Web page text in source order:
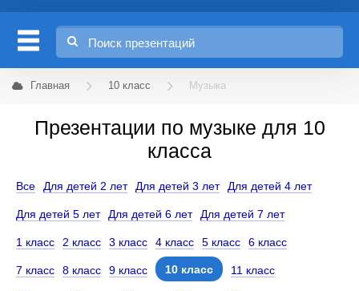
Главная 10 класс Музыка
Презентации по музыке для 10
класса
Все Для детей 2 лет Для детей 3 лет Для детей 4 лет
Для детей 5 лет Для детей 6 лет Для детей 7 лет
1 класс 2 класс 3 класс 4 класс 5 класс 6 класс
7 класс 8 класс 9 класс 10 класс 11 класс